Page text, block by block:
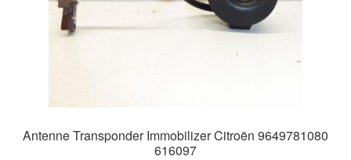
Antenne Transponder Immobilizer Citroën 9649781080
616097